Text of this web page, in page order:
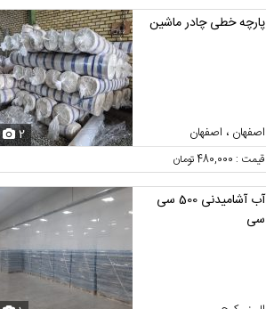
پارچه خطی چادر ماشین
اصفهان ، اصفهان 2
قیمت : 480,000 تومان
آب آشامیدنی 500 سی
سی